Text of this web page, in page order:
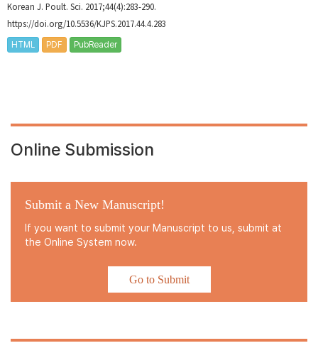
Korean J. Poult. Sci. 2017;44(4):283-290.
https://doi.org/10.5536/KJPS.2017.44.4.283
HTML PDF PubReader
Online Submission
Submit a New Manuscript!
If you want to submit your Manuscript to us, submit at
the Online System now.
Go to Submit